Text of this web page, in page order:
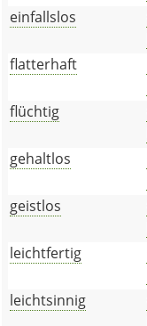
einfallslos
flatterhaft
flüchtig
gehaltlos
geistlos
leichtfertig
leichtsinnig